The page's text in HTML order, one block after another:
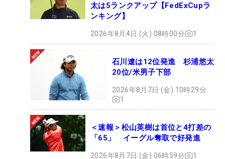
太は5ランクアップ【FedExCupラ
ンキング】
2026年8月4日 (火) 08時00分 1
石川遼は12位発進 杉浦悠太
20位/米男子下部
2026年8月7日 (金) 10時29分
1
＜速報＞松山英樹は首位と4打差の
「65」 イーグル奪取で好発進
2026年8月7日 (金) 06時59分 1